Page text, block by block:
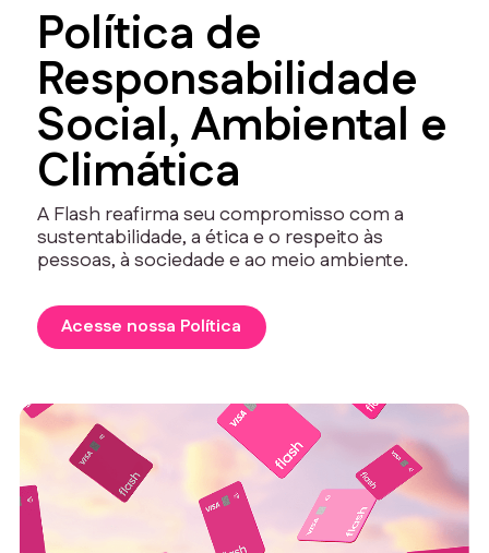
Política de
Responsabilidade
Social, Ambiental e
Climática
A Flash reafirma seu compromisso com a
sustentabilidade, a ética e o respeito às
pessoas, à sociedade e ao meio ambiente.
Acesse nossa Política